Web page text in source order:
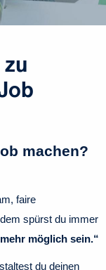
machen?
faire
spürst du immer
möglich sein.“
du deinen